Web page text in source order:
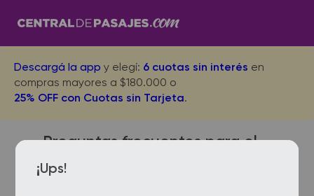
Descargá la app y elegí: 6 cuotas sin interés en
compras mayores a $180.000 o
25% OFF con Cuotas sin Tarjeta.
¡Ups!
Preguntas frecuentes para el
viaje desde F. Legua/ Thames
a Gualeguay